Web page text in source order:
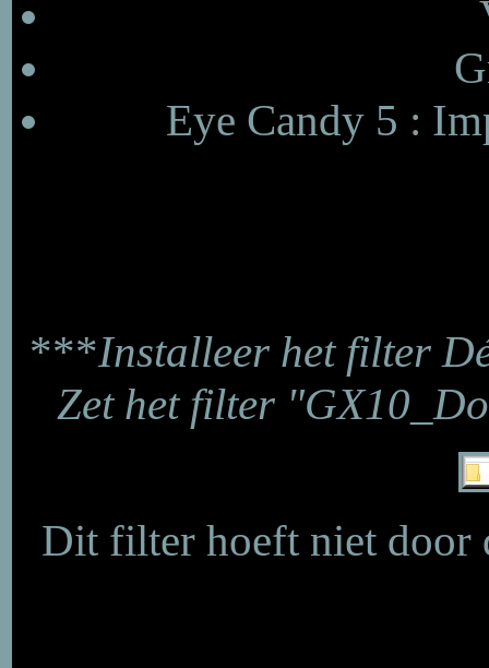
Eye Candy 5 :
***Installeer het filter
Zet het filter
Dit filter hoeft niet door